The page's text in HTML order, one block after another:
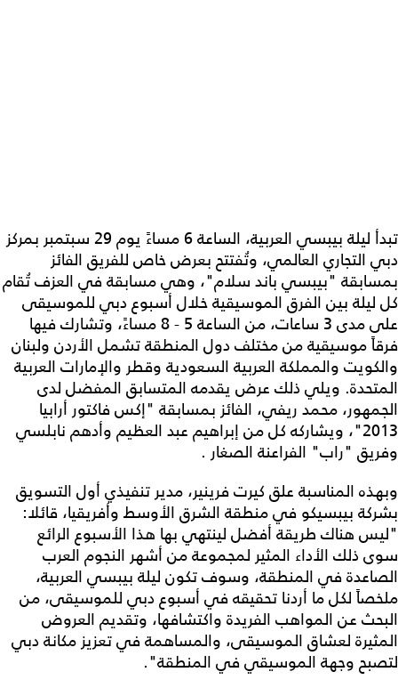
تبدأ ليلة بيبسي العربية، الساعة 6 مساءً يوم 29 سبتمبر بمركز
دبي التجاري العالمي، وتُفتتح بعرض خاص للفريق الفائز
بمسابقة "بيبسي باند سلام"، وهي مسابقة في العزف تُقام
كل ليلة بين الفرق الموسيقية خلال أسبوع دبي للموسيقى
على مدى 3 ساعات، من الساعة 5 - 8 مساءً، وتشارك فيها
فرقاً موسيقية من مختلف دول المنطقة تشمل الأردن ولبنان
والكويت والمملكة العربية السعودية وقطر والإمارات العربية
المتحدة. ويلي ذلك عرض يقدمه المتسابق المفضل لدى
الجمهور، محمد ريفي، الفائز بمسابقة "إكس فاكتور أرابيا
2013"، ويشاركه كل من إبراهيم عبد العظيم وأدهم نابلسي
وفريق "راب" الفراعنة الصغار .
وبهذه المناسبة علق كيرت فرينير، مدير تنفيذي أول التسويق
بشركة بيبسيكو في منطقة الشرق الأوسط وأفريقيا، قائلا:
"ليس هناك طريقة أفضل لينتهي بها هذا الأسبوع الرائع
سوى ذلك الأداء المثير لمجموعة من أشهر النجوم العرب
الصاعدة في المنطقة، وسوف تكون ليلة بيبسي العربية،
ملخصاً لكل ما أردنا تحقيقه في أسبوع دبي للموسيقى، من
البحث عن المواهب الفريدة واكتشافها، وتقديم العروض
المثيرة لعشاق الموسيقى، والمساهمة في تعزيز مكانة دبي
لتصبح وجهة الموسيقي في المنطقة".